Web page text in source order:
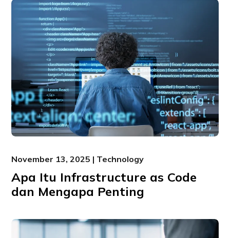
November 13, 2025 | Technology
Apa Itu Infrastructure as Code
dan Mengapa Penting